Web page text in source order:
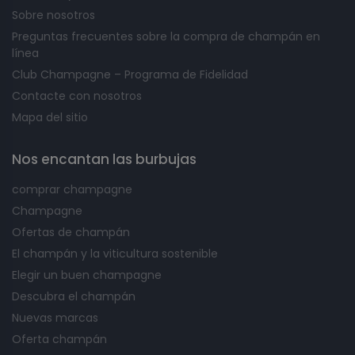
Historia y origen del champán
Los orígenes del champán se remontan al siglo XVII,
diferentes viñedos para crear un vino espumoso más
su momento y se convertiría en uno de los vinos más
populares del mundo. Hoy en día, el champán se
produce únicamente en la famosa región francesa de
Champagne, que cuenta con más de 15.000 viñedos que
producen algunas de las marcas más conocidas como
Moët et Chandon, Veuve Clicquot y Louis Roederer.
Terroirs y variedades de uva
Sobre nosotros
Preguntas frecuentes sobre la compra de champán en
línea
Club Champagne – Programa de Fidelidad
Contacte con nosotros
Mapa del sitio
Nos encantan las burbujas
comprar champagne
Champagne
Ofertas de champán
El champán y la viticultura sostenible
Elegir un buen champagne
Descubra el champán
Nuevas marcas
Oferta champán